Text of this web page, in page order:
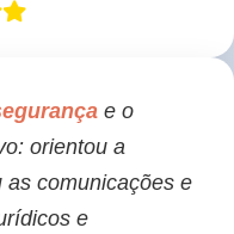
e o
orientou a
as comunicações e
e